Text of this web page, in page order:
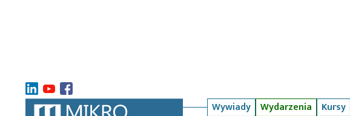
Wywiady Wydarzenia Kursy